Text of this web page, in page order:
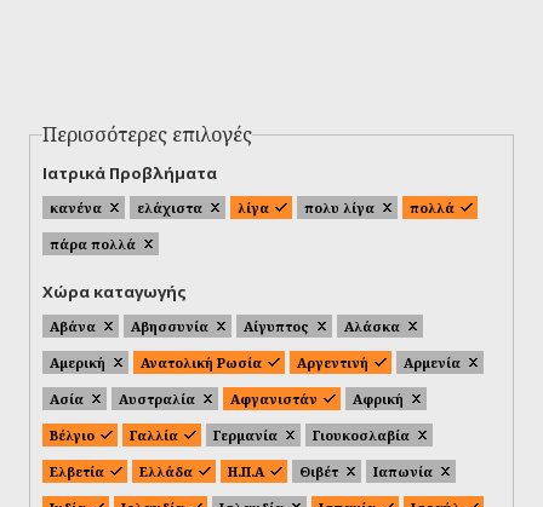
Περισσότερες επιλογές
Ιατρικά Προβλήματα
κανένα ελάχιστα λίγα πολυ λίγα
πολλά
πάρα πολλά
Χώρα καταγωγής
Αβάνα Αβησσυνία Αίγυπτος
Αλάσκα
Αμερική
Ανατολική Ρωσία Αργεντινή
Αρμενία
Ασία
Αυστραλία Αφγανιστάν
Αφρική
Βέλγιο
Γαλλία Γερμανία
Γιουκοσλαβία
Ελβετία
Ελλάδα Η.Π.Α Θιβέτ
Ιαπωνία